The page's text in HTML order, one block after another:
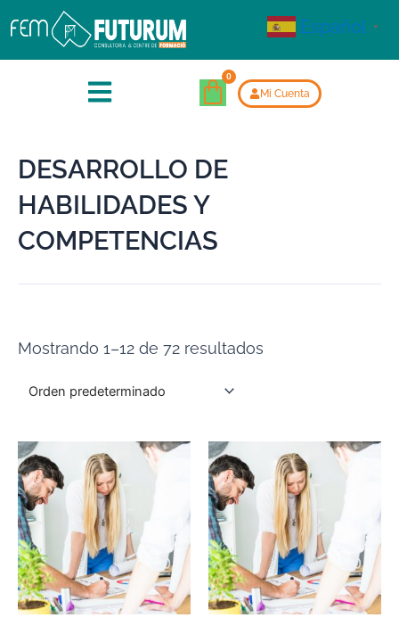
Mi Cuenta
DESARROLLO DE
HABILIDADES Y
COMPETENCIAS
Mostrando 1–12 de 72 resultados
Español ▼